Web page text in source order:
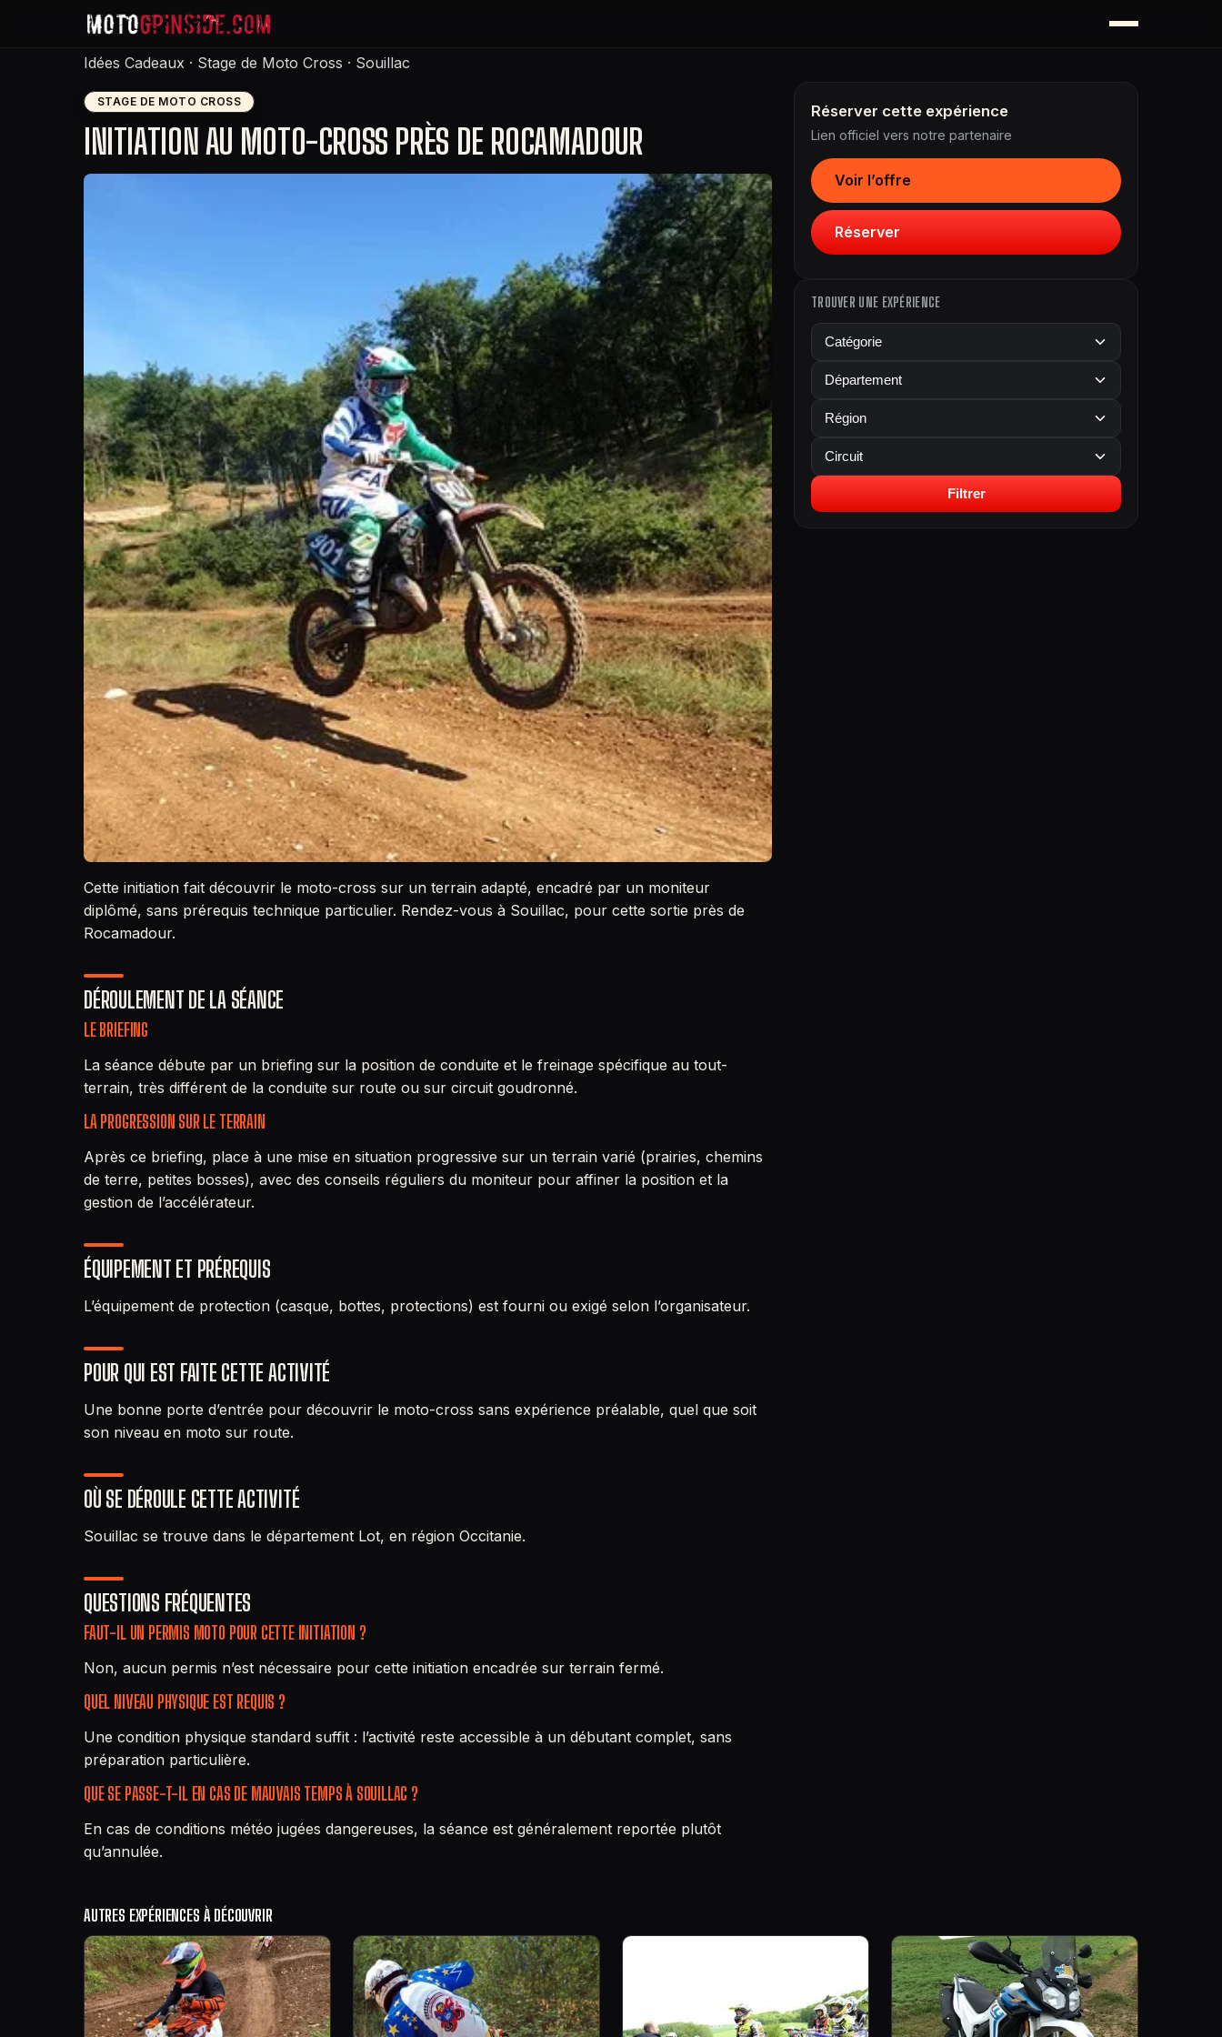
Idées Cadeaux · Stage de Moto Cross · Souillac
STAGE DE MOTO CROSS
INITIATION AU MOTO-CROSS PRÈS DE ROCAMADOUR
Cette initiation fait découvrir le moto-cross sur un terrain adapté, encadré par un moniteur
diplômé, sans prérequis technique particulier. Rendez-vous à Souillac, pour cette sortie près de
Rocamadour.
DÉROULEMENT DE LA SÉANCE
LE BRIEFING
La séance débute par un briefing sur la position de conduite et le freinage spécifique au tout-
terrain, très différent de la conduite sur route ou sur circuit goudronné.
LA PROGRESSION SUR LE TERRAIN
Après ce briefing, place à une mise en situation progressive sur un terrain varié (prairies, chemins
de terre, petites bosses), avec des conseils réguliers du moniteur pour affiner la position et la
gestion de l’accélérateur.
ÉQUIPEMENT ET PRÉREQUIS
L’équipement de protection (casque, bottes, protections) est fourni ou exigé selon l’organisateur.
POUR QUI EST FAITE CETTE ACTIVITÉ
Une bonne porte d’entrée pour découvrir le moto-cross sans expérience préalable, quel que soit
son niveau en moto sur route.
OÙ SE DÉROULE CETTE ACTIVITÉ
Souillac se trouve dans le département Lot, en région Occitanie.
QUESTIONS FRÉQUENTES
FAUT-IL UN PERMIS MOTO POUR CETTE INITIATION ?
Non, aucun permis n’est nécessaire pour cette initiation encadrée sur terrain fermé.
QUEL NIVEAU PHYSIQUE EST REQUIS ?
Une condition physique standard suffit : l’activité reste accessible à un débutant complet, sans
préparation particulière.
QUE SE PASSE-T-IL EN CAS DE MAUVAIS TEMPS À SOUILLAC ?
En cas de conditions météo jugées dangereuses, la séance est généralement reportée plutôt
qu’annulée.
Réserver cette expérience
Lien officiel vers notre partenaire
Voir l’offre
Réserver
TROUVER UNE EXPÉRIENCE
Filtrer
AUTRES EXPÉRIENCES À DÉCOUVRIR